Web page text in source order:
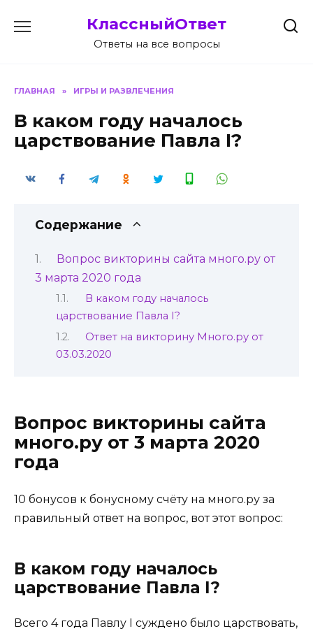
КлассныйОтвет
Ответы на все вопросы
ГЛАВНАЯ » ИГРЫ И РАЗВЛЕЧЕНИЯ
В каком году началось
царствование Павла I?
Содержание
Вопрос викторины сайта много.ру от
3 марта 2020 года
В каком году началось
царствование Павла I?
Ответ на викторину Много.ру от
03.03.2020
Вопрос викторины сайта
много.ру от 3 марта 2020
года
10 бонусов к бонусному счёту на много.ру за
правильный ответ на вопрос, вот этот вопрос:
В каком году началось
царствование Павла I?
Всего 4 года Павлу I суждено было царствовать,